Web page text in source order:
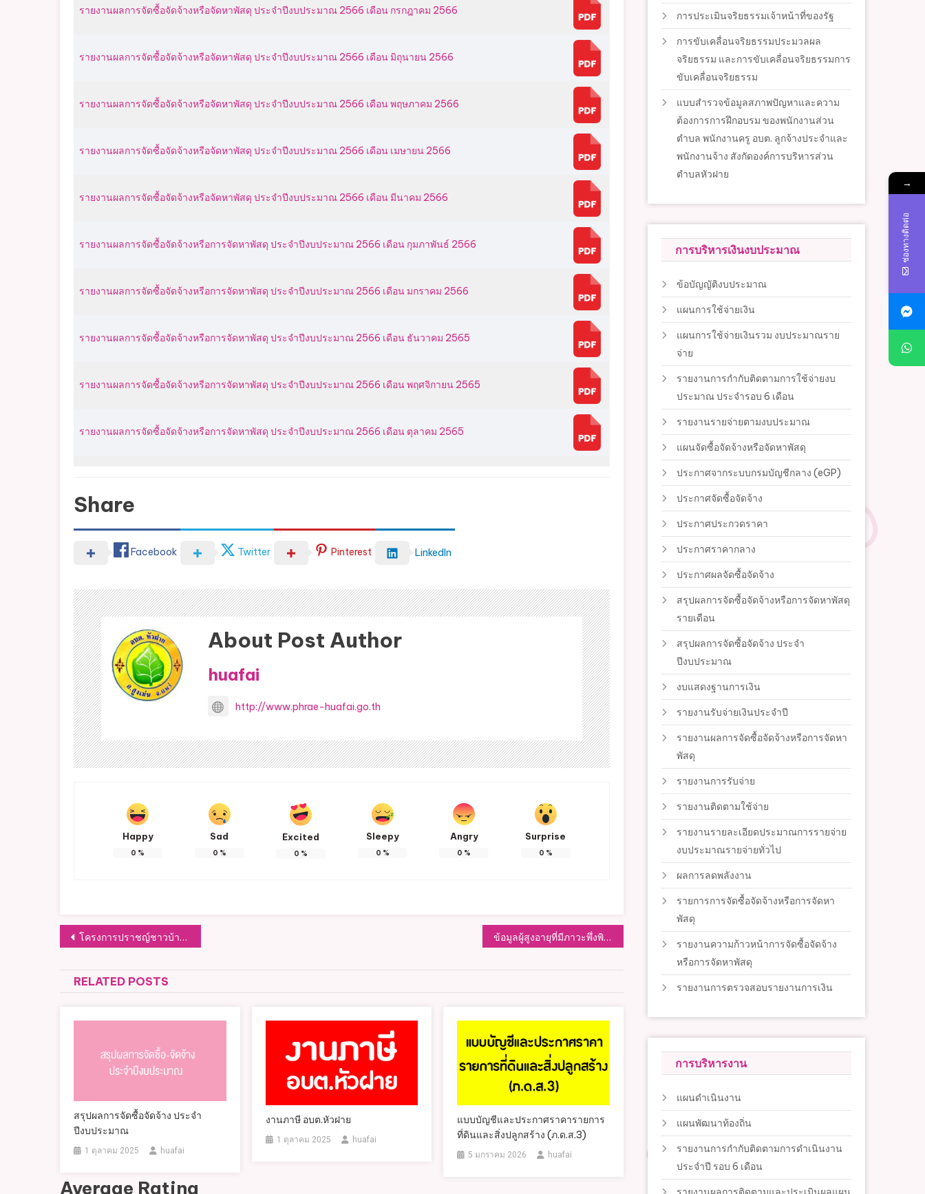
รายงานผลการจัดซื้อจัดจ้างหรือจัดหาพัสดุ ประจำปีงบประมาณ 2566 เดือน กรกฎาคม 2566
รายงานผลการจัดซื้อจัดจ้างหรือจัดหาพัสดุ ประจำปีงบประมาณ 2566 เดือน มิถุนายน 2566
รายงานผลการจัดซื้อจัดจ้างหรือจัดหาพัสดุ ประจำปีงบประมาณ 2566 เดือน พฤษภาคม 2566
รายงานผลการจัดซื้อจัดจ้างหรือจัดหาพัสดุ ประจำปีงบประมาณ 2566 เดือน เมษายน 2566
รายงานผลการจัดซื้อจัดจ้างหรือจัดหาพัสดุ ประจำปีงบประมาณ 2566 เดือน มีนาคม 2566
รายงานผลการจัดซื้อจัดจ้างหรือการจัดหาพัสดุ ประจำปีงบประมาณ 2566 เดือน กุมภาพันธ์ 2566
รายงานผลการจัดซื้อจัดจ้างหรือการจัดหาพัสดุ ประจำปีงบประมาณ 2566 เดือน มกราคม 2566
รายงานผลการจัดซื้อจัดจ้างหรือการจัดหาพัสดุ ประจำปีงบประมาณ 2566 เดือน ธันวาคม 2565
รายงานผลการจัดซื้อจัดจ้างหรือการจัดหาพัสดุ ประจำปีงบประมาณ 2566 เดือน พฤศจิกายน 2565
รายงานผลการจัดซื้อจัดจ้างหรือการจัดหาพัสดุ ประจำปีงบประมาณ 2566 เดือน ตุลาคม 2565
Share
Facebook Twitter Pinterest LinkedIn
About Post Author
huafai
http://www.phrae-huafai.go.th
Happy
0 %
Sad
0 %
Excited
0 %
Sleepy
0 %
Angry
0 %
Surprise
0 %
แนะแนว
เรื่อง
โครงการปราชญ์ชาวบ้าน (ข้าวพันไม้) ศูนย์พัฒนาเด็กเล็ก อบต.หัวฝาย ข้อมูลผู้สูงอายุที่มีภาวะพึ่งพิง
RELATED POSTS
สรุปผลการจัดซื้อจัดจ้าง ประจำ
ปีงบประมาณ
1 ตุลาคม 2025 huafai
งานภาษี อบต.หัวฝาย
1 ตุลาคม 2025 huafai
แบบบัญชีและประกาศราคารายการ
ที่ดินและสิ่งปลูกสร้าง (ภ.ด.ส.3)
5 มกราคม 2026 huafai
Average Rating
การประเมินจริยธรรมเจ้าหน้าที่ของรัฐ
การขับเคลื่อนจริยธรรมประมวลผล
จริยธรรม และการขับเคลื่อนจริยธรรมการ
ขับเคลื่อนจริยธรรม
แบบสำรวจข้อมูลสภาพปัญหาและความ
ต้องการการฝึกอบรม ของพนักงานส่วน
ตำบล พนักงานครู อบต. ลูกจ้างประจำและ
พนักงานจ้าง สังกัดองค์การบริหารส่วน
ตำบลหัวฝาย
การบริหารเงินงบประมาณ
ข้อบัญญัติงบประมาณ
แผนการใช้จ่ายเงิน
แผนการใช้จ่ายเงินรวม งบประมาณราย
จ่าย
รายงานการกำกับติดตามการใช้จ่ายงบ
ประมาณ ประจำรอบ 6 เดือน
รายงานรายจ่ายตามงบประมาณ
แผนจัดซื้อจัดจ้างหรือจัดหาพัสดุ
ประกาศจากระบบกรมบัญชีกลาง (eGP)
ประกาศจัดซื้อจัดจ้าง
ประกาศประกวดราคา
ประกาศราคากลาง
ประกาศผลจัดซื้อจัดจ้าง
สรุปผลการจัดซื้อจัดจ้างหรือการจัดหาพัสดุ
รายเดือน
สรุปผลการจัดซื้อจัดจ้าง ประจำ
ปีงบประมาณ
งบแสดงฐานการเงิน
รายงานรับจ่ายเงินประจำปี
รายงานผลการจัดซื้อจัดจ้างหรือการจัดหา
พัสดุ
รายงานการรับจ่าย
รายงานติดตามใช้จ่าย
รายงานรายละเอียดประมาณการรายจ่าย
งบประมาณรายจ่ายทั่วไป
ผลการลดพลังงาน
รายการการจัดซื้อจัดจ้างหรือการจัดหา
พัสดุ
รายงานความก้าวหน้าการจัดซื้อจัดจ้าง
หรือการจัดหาพัสดุ
รายงานการตรวจสอบรายงานการเงิน
การบริหารงาน
แผนดำเนินงาน
แผนพัฒนาท้องถิ่น
รายงานการกำกับติดตามการดำเนินงาน
ประจำปี รอบ 6 เดือน
→
ช่องทางติดต่อ